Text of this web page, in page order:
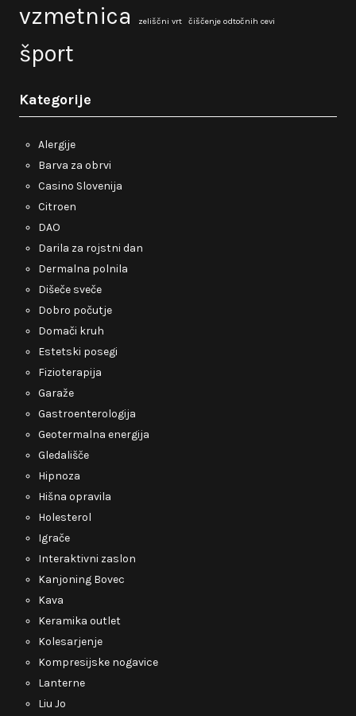
vzmetnica zeliščni vrt čiščenje odtočnih cevi
šport
Kategorije
Alergije
Barva za obrvi
Casino Slovenija
Citroen
DAO
Darila za rojstni dan
Dermalna polnila
Dišeče sveče
Dobro počutje
Domači kruh
Estetski posegi
Fizioterapija
Garaže
Gastroenterologija
Geotermalna energija
Gledališče
Hipnoza
Hišna opravila
Holesterol
Igrače
Interaktivni zaslon
Kanjoning Bovec
Kava
Keramika outlet
Kolesarjenje
Kompresijske nogavice
Lanterne
Liu Jo